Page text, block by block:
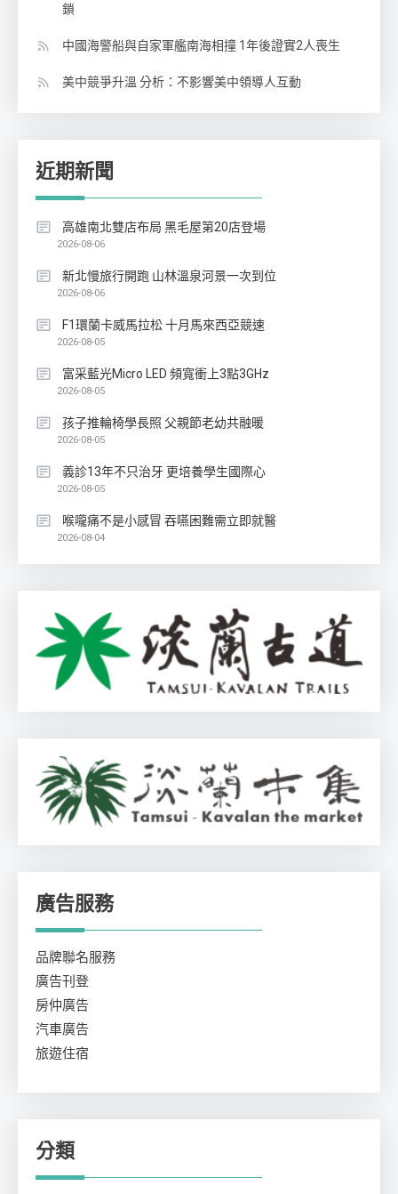
鎖
中國海警船與自家軍艦南海相撞 1年後證實2人喪生
美中競爭升溫 分析：不影響美中領導人互動
近期新聞
高雄南北雙店布局 黑毛屋第20店登場
2026-08-06
新北慢旅行開跑 山林溫泉河景一次到位
2026-08-06
F1環蘭卡威馬拉松 十月馬來西亞競速
2026-08-05
富采藍光Micro LED 頻寬衝上3點3GHz
2026-08-05
孩子推輪椅學長照 父親節老幼共融暖
2026-08-05
義診13年不只治牙 更培養學生國際心
2026-08-05
喉嚨痛不是小感冒 吞嚥困難需立即就醫
2026-08-04
廣告服務
品牌聯名服務
廣告刊登
房仲廣告
汽車廣告
旅遊住宿
分類